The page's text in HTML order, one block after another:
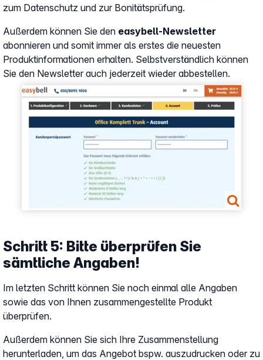
zum Datenschutz und zur Bonitätsprüfung.
Außerdem können Sie den easybell-Newsletter
abonnieren und somit immer als erstes die neuesten
Produktinformationen erhalten. Selbstverständlich können
Sie den Newsletter auch jederzeit wieder abbestellen.
Show larger version
Schritt 5: Bitte überprüfen Sie
sämtliche Angaben!
Im letzten Schritt können Sie noch einmal alle Angaben
sowie das von Ihnen zusammengestellte Produkt
überprüfen.
Außerdem können Sie sich Ihre Zusammenstellung
herunterladen, um das Angebot bspw. auszudrucken oder zu